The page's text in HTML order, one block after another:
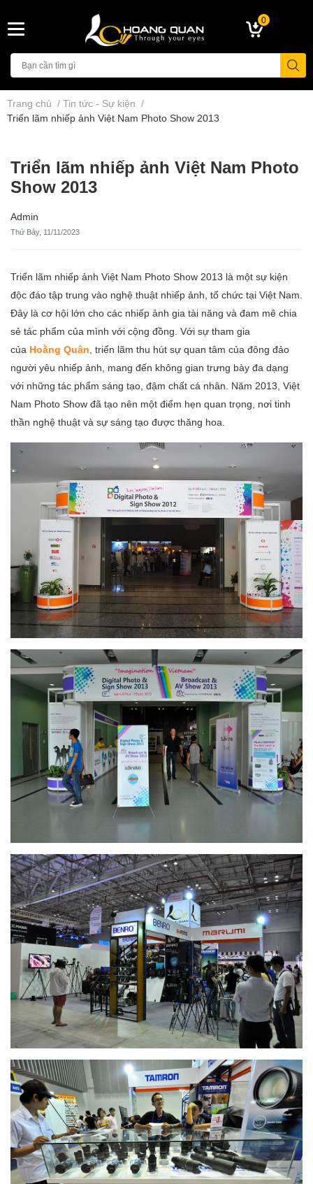
0
Trang chủ / Tin tức - Sự kiện /
Triển lãm nhiếp ảnh Việt Nam Photo Show 2013
Triển lãm nhiếp ảnh Việt Nam Photo
Show 2013
Admin
Thứ Bảy, 11/11/2023
Triển lãm nhiếp ảnh Việt Nam Photo Show 2013 là một sự kiện
độc đáo tập trung vào nghệ thuật nhiếp ảnh, tổ chức tại Việt Nam.
Đây là cơ hội lớn cho các nhiếp ảnh gia tài năng và đam mê chia
sẻ tác phẩm của mình với cộng đồng. Với sự tham gia
của Hoằng Quân , triển lãm thu hút sự quan tâm của đông đảo
người yêu nhiếp ảnh, mang đến không gian trưng bày đa dạng
với những tác phẩm sáng tạo, đậm chất cá nhân. Năm 2013, Việt
Nam Photo Show đã tạo nên một điểm hẹn quan trọng, nơi tinh
thần nghệ thuật và sự sáng tạo được thăng hoa.